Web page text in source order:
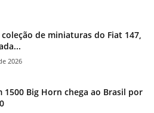
coleção de miniaturas do Fiat 147,
2026
1500 Big Horn chega ao Brasil por